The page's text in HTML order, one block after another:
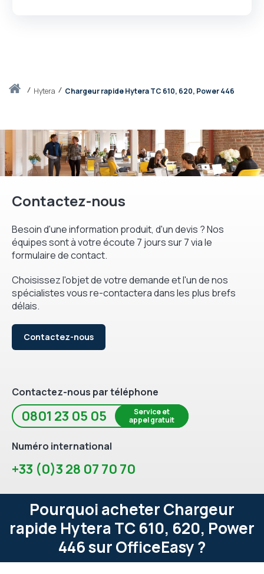
Accueilhytera Chargeur rapide Hytera TC 610, 620, Power 446
Contactez-nous
Besoin d'une information produit, d'un devis ? Nos
équipes sont à votre écoute 7 jours sur 7 via le
formulaire de contact.
Choisissez l'objet de votre demande et l'un de nos
spécialistes vous re-contactera dans les plus brefs
délais.
Contactez-nous
Contactez-nous par téléphone
0801 23 05 05
Service et
appel gratuit
Numéro international
+33 (0)3 28 07 70 70
Pourquoi acheter Chargeur
rapide Hytera TC 610, 620, Power
446 sur OfficeEasy ?